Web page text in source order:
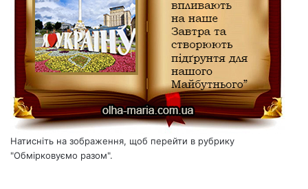
Натисніть на зображення, щоб перейти в рубрику
"Обмірковуємо разом".